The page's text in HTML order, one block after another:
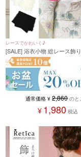
レースでかわいく♪
[SALE] 浴衣小物 総レース飾り
ラック/ホワイト)
通常価格 ¥ 2,860 のと
¥ 1,980 税込